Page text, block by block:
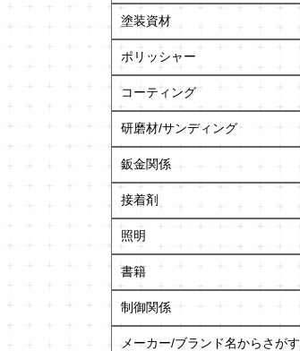
塗装資材
ポリッシャー
コーティング
研磨材/サンディング
鈑金関係
接着剤
照明
書籍
制御関係
メーカー/ブランド名からさがす